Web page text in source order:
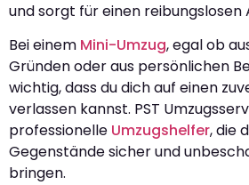
und sorgt für einen reibungslosen
Bei einem Mini-Umzug, egal ob
Gründen oder aus persönlichen
wichtig, dass du dich auf einen
verlassen kannst. PST
professionelle Umzugshelfer, die
Gegenstände sicher und
bringen.